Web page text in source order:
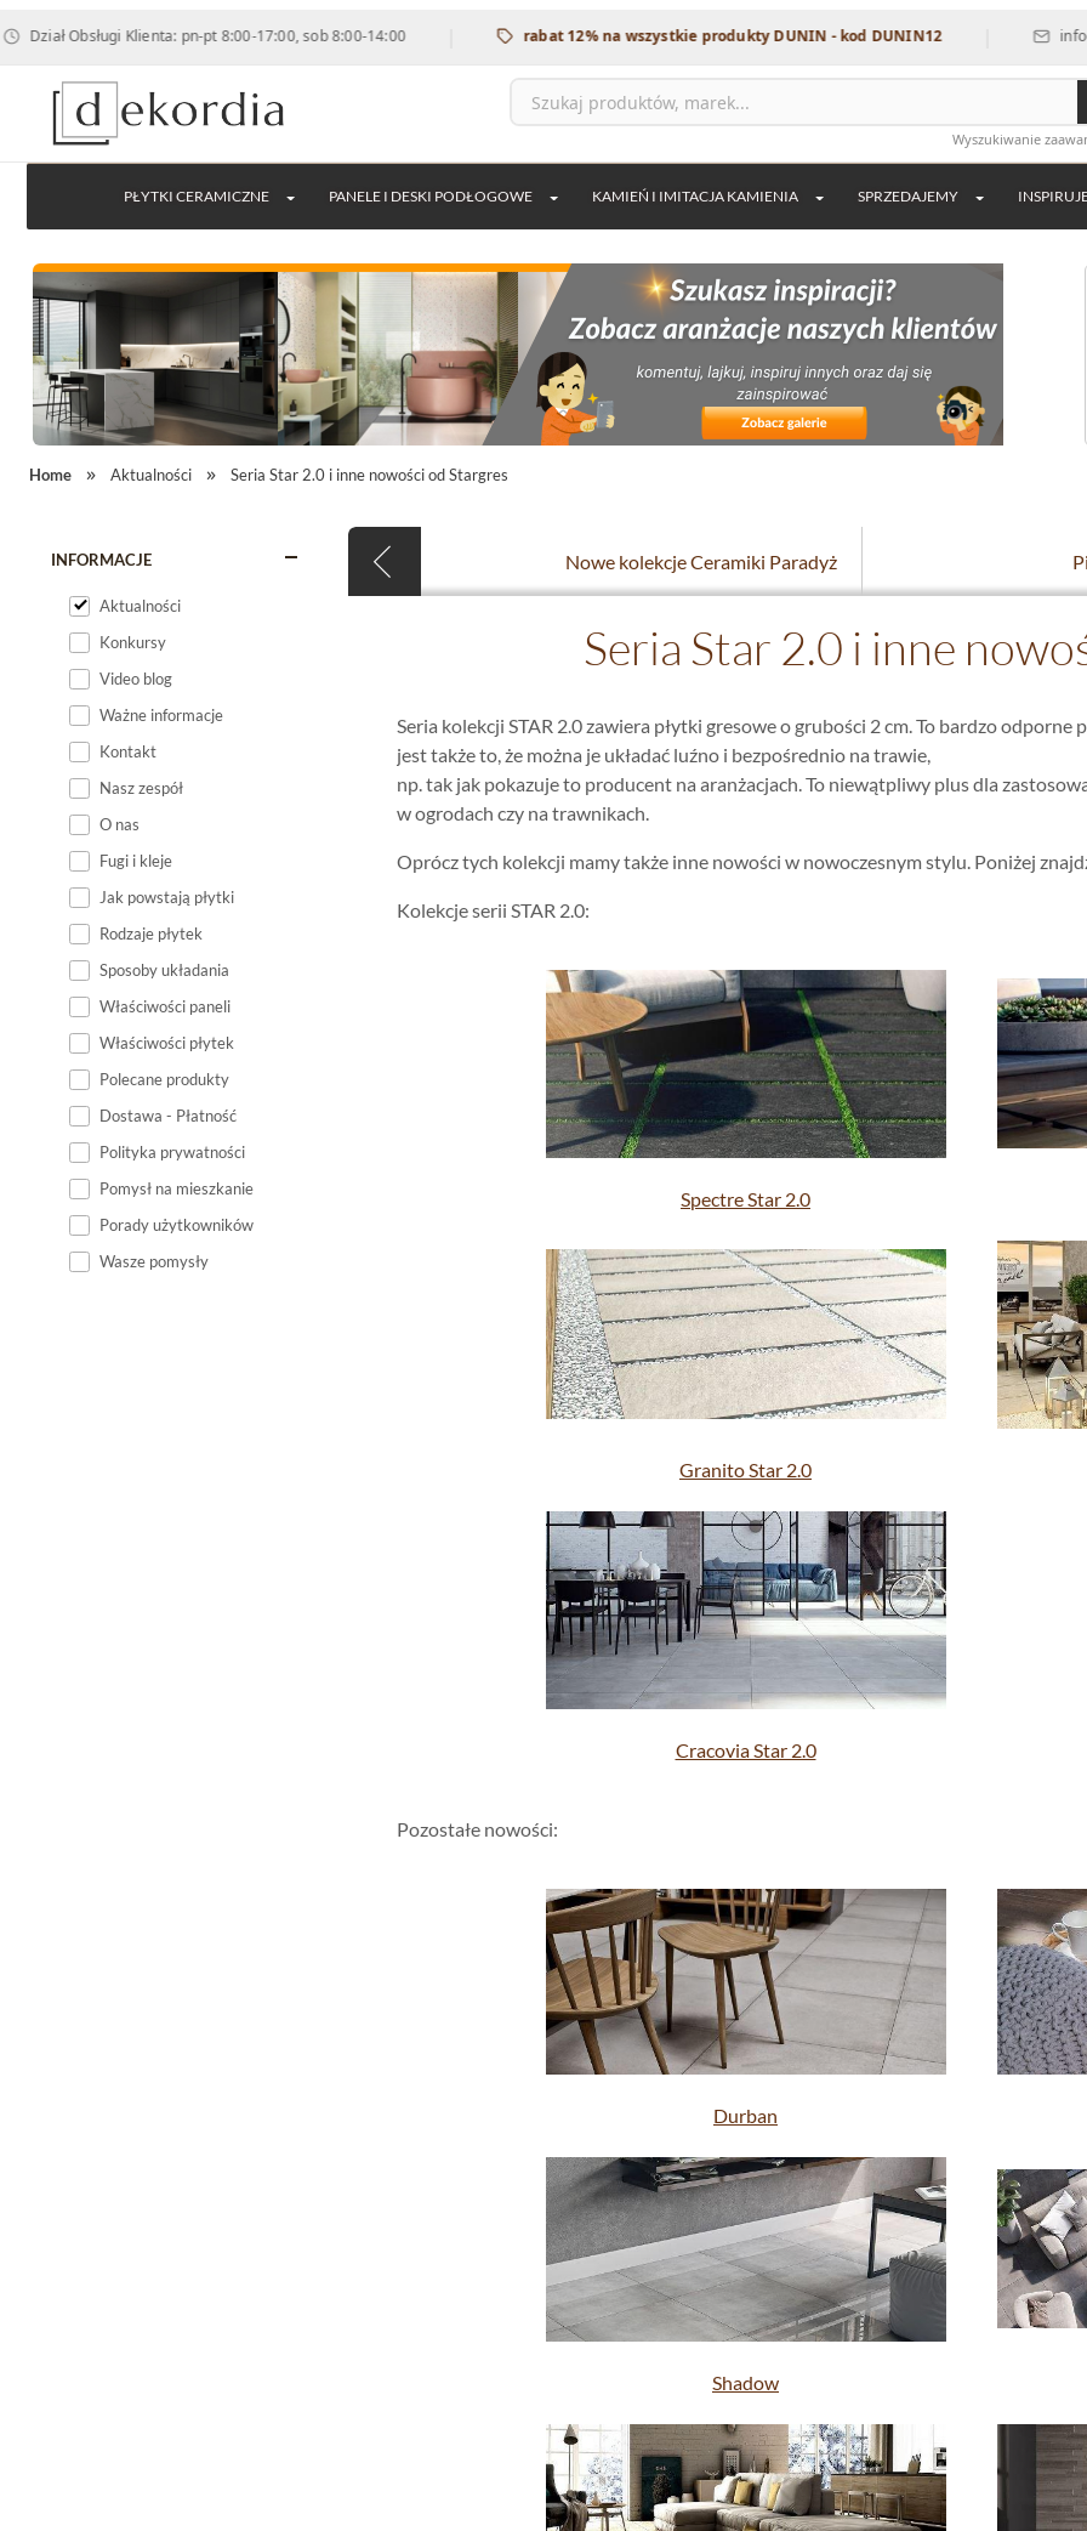
Obsługi Klienta: pn-pt 8:00-17:00, sob 8:00-14:00 | rabat 12% na wszystkie produkty DUNIN - kod DUNIN12 |
Wyszukiwanie
PŁYTKI CERAMICZNE PANELE I DESKI PODŁOGOWE KAMIEŃ I IMITACJA KAMIENIA SPRZEDAJEMY
Home Aktualności Seria Star 2.0 i inne nowości od Stargres
INFORMACJE
Aktualności
Konkursy
Video blog
Ważne informacje
Kontakt
Nasz zespół
O nas
Fugi i kleje
Jak powstają płytki
Rodzaje płytek
Sposoby układania
Właściwości paneli
Właściwości płytek
Polecane produkty
Dostawa - Płatność
Polityka prywatności
Pomysł na mieszkanie
Porady użytkowników
Wasze pomysły
Nowe kolekcje Ceramiki Paradyż
Seria Star 2.0 i inne
Seria kolekcji STAR 2.0 zawiera płytki gresowe o grubości 2 cm. To bardzo
jest także to, że można je układać luźno i bezpośrednio na trawie,
np. tak jak pokazuje to producent na aranżacjach. To niewątpliwy plus dla
w ogrodach czy na trawnikach.
Oprócz tych kolekcji mamy także inne nowości w nowoczesnym stylu. Poniżej
Kolekcje serii STAR 2.0:
Spectre Star 2.0
Granito Star 2.0
Cracovia Star 2.0
Pozostałe nowości:
Durban
Shadow